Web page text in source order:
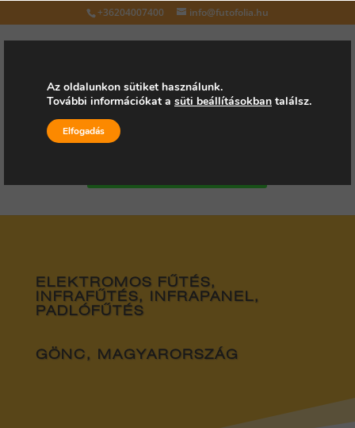
+36204007400 info@futofolia.hu
Válasszon oldalt
ELEKTROMOS FŰTÉS,
INFRAFŰTÉS, INFRAPANEL,
PADLÓFŰTÉS
GÖNC, MAGYARORSZÁG
Az oldalunkon sütiket használunk.
További információkat a süti beállításokban találsz.
Elfogadás